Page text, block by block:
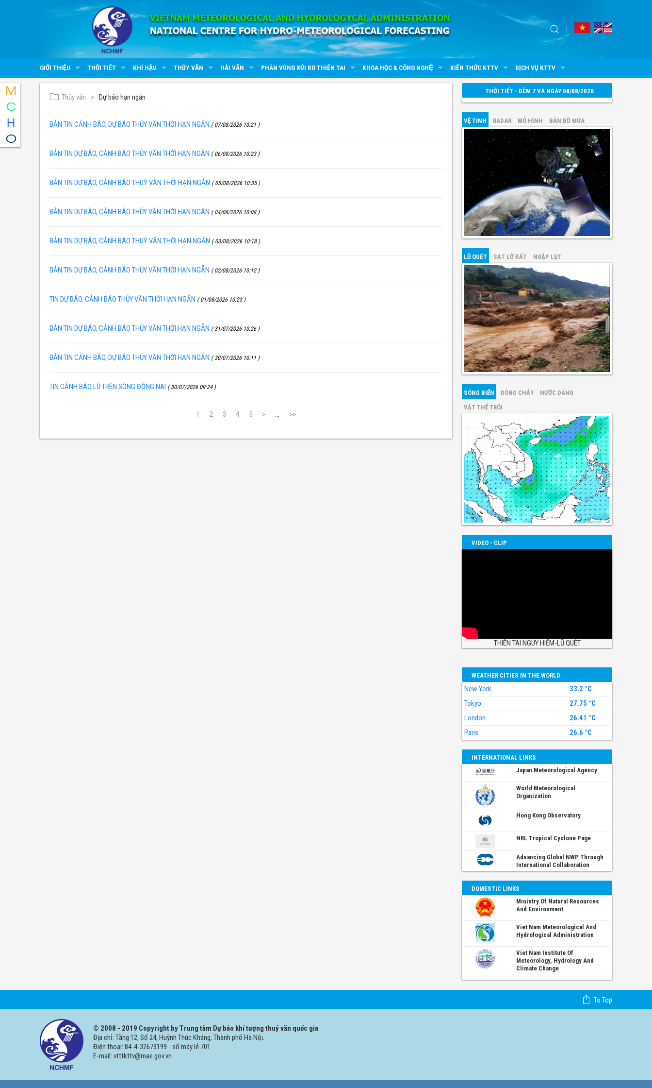
GIỚI THIỆU THỜI TIẾT KHÍ HẬU THỦY VĂN HẢI VĂN PHÂN VÙNG RỦI RO THIÊN TAI KHOA HỌC & CÔNG NGHỆ KIẾN THỨC KTTV DỊCH VỤ KTTV
Thủy văn Dự báo hạn ngắn
BẢN TIN CẢNH BÁO, DỰ BÁO THỦY VĂN THỜI HẠN NGẮN ( 07/08/2026 10:21 )
BẢN TIN DỰ BÁO, CẢNH BÁO THỦY VĂN THỜI HẠN NGẮN ( 06/08/2026 10:23 )
BẢN TIN DỰ BÁO, CẢNH BÁO THUỶ VĂN THỜI HẠN NGẮN ( 05/08/2026 10:35 )
BẢN TIN DỰ BÁO, CẢNH BÁO THỦY VĂN THỜI HẠN NGẮN ( 04/08/2026 10:08 )
BẢN TIN DỰ BÁO, CẢNH BÁO THUỶ VĂN THỜI HẠN NGẮN ( 03/08/2026 10:18 )
BẢN TIN DỰ BÁO, CẢNH BÁO THỦY VĂN THỜI HẠN NGẴN ( 02/08/2026 10:12 )
TIN DỰ BÁO, CẢNH BÁO THỦY VĂN THỜI HẠN NGẮN ( 01/08/2026 10:23 )
BẢN TIN DỰ BÁO, CẢNH BÁO THỦY VĂN THỜI HẠN NGẴN ( 31/07/2026 10:26 )
BẢN TIN CẢNH BÁO, DỰ BÁO THỦY VĂN THỜI HẠN NGẮN ( 30/07/2026 10:11 )
TIN CẢNH BÁO LŨ TRÊN SÔNG ĐỒNG NAI ( 30/07/2026 09:24 )
1 2 3 4 5 > ... >>
THỜI TIẾT - ĐÊM 7 VÀ NGÀY 08/08/2026
VỆ TINH RADAR MÔ HÌNH BẢN ĐỒ MƯA
LŨ QUÉT SẠT LỞ ĐẤT NGẬP LỤT
SÓNG BIỂN DÒNG CHẢY
NƯỚC DÂNG
VẬT THỂ TRÔI
VIDEO - CLIP
THIÊN TAI NGUY HIỂM-LŨ QUÉT
WEATHER CITIES IN THE WORLD
New York
33.2 °C
Tokyo
27.75 °C
London
26.41 °C
Paris
26.6 °C
INTERNATIONAL LINKS
Japan Meteorological Agency
World Meteorological
Organization
Hong Kong Observatory
NRL Tropical Cyclone Page
Advancing Global NWP Through
International Collaboration
DOMESTIC LINKS
Ministry Of Natural Resources
And Environment
Viet Nam Meteorological And
Hydrological Administration
Viet Nam Institute Of
Meteorology, Hydrology And
Climate Change
To Top
© 2008 - 2019 Copyright by Trung tâm Dự báo khí tượng thuỷ văn quốc gia
Địa chỉ: Tầng 12, Số 24, Huỳnh Thúc Kháng, Thành phố Hà Nội.
Điện thoại: 84-4-32673199 - số máy lẻ 701
E-mail: vtttkttv@mae.gov.vn